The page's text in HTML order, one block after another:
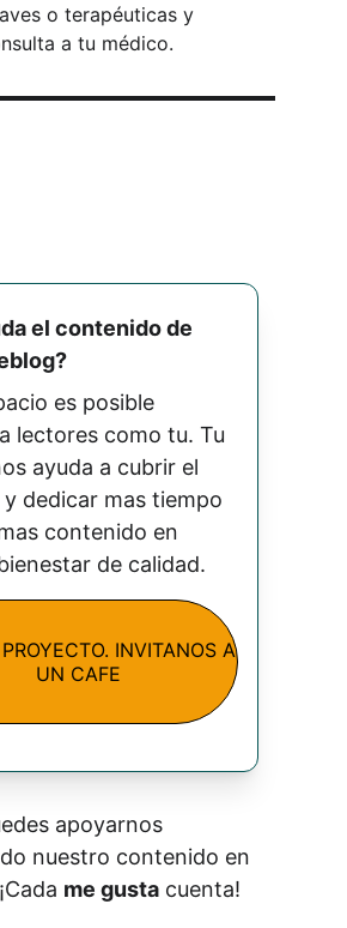
o terapéuticas y
a tu médico.
el contenido de
es posible
lectores como tu. Tu
ayuda a cubrir el
dedicar mas tiempo
contenido en
de calidad.
apoyarnos
nuestro contenido en
me gusta cuenta!
INVITANOS A
UN CAFE